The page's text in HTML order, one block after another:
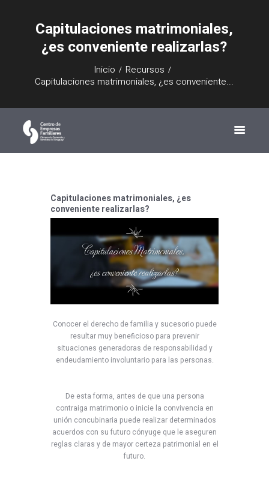
Capitulaciones matrimoniales,
¿es conveniente realizarlas?
Inicio
Recursos
Capitulaciones matrimoniales, ¿es conveniente...
Capitulaciones matrimoniales, ¿es
conveniente realizarlas?
Conocer el derecho de familia y sucesorio puede
resultar muy beneficioso para prevenir
situaciones generadoras de responsabilidad y
endeudamiento involuntario para las personas.
De esta forma, antes de que una persona
contraiga matrimonio o inicie la convivencia en
unión concubinaria puede realizar determinados
acuerdos con su futuro cónyuge que le aseguren
reglas claras y de mayor certeza patrimonial en el
futuro.